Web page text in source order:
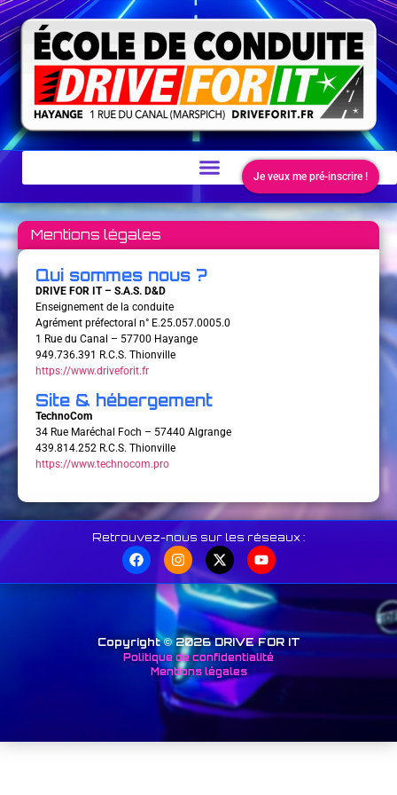
Je veux me pré-inscrire !
Mentions légales
Qui sommes nous ?
DRIVE FOR IT – S.A.S. D&D
Enseignement de la conduite
Agrément préfectoral n° E.25.057.0005.0
1 Rue du Canal – 57700 Hayange
949.736.391 R.C.S. Thionville
https://www.driveforit.fr
Site & hébergement
TechnoCom
34 Rue Maréchal Foch – 57440 Algrange
439.814.252 R.C.S. Thionville
https://www.technocom.pro
Retrouvez-nous sur les réseaux :
Copyright © 2026 DRIVE FOR IT
Politique de confidentialité
Mentions légales